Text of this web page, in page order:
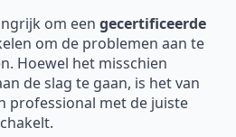
om een gecertificeerde
om de problemen aan te
Hoewel het misschien
de slag te gaan, is het van
professional met de juiste